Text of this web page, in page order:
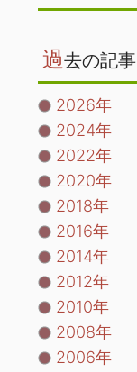
過去の記事
2026年
2024年
2022年
2020年
2018年
2016年
2014年
2012年
2010年
2008年
2006年